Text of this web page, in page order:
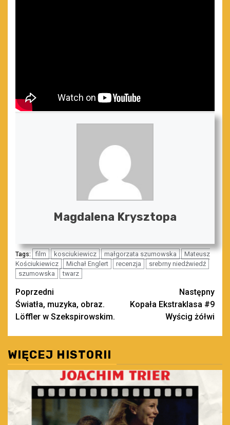
Magdalena Krysztopa
Tags: film kosciukiewicz małgorzata szumowska
Mateusz
Kościukiewicz
Michał Englert recenzja
srebrny niedźwiedź
szumowska
twarz
Zobacz
wpisy
Poprzedni
Światła, muzyka, obraz.
Löffler w Szekspirowskim.
Następny
Kopała Ekstraklasa #9
Wyścig żółwi
WIĘCEJ HISTORII